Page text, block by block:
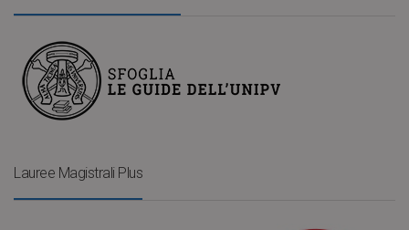
Lauree Magistrali Plus